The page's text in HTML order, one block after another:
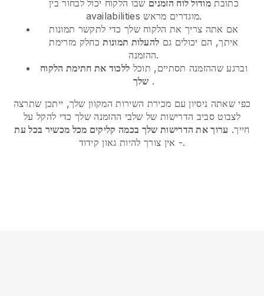
כתובת מודול לוח הזמנים שבו הלקוח יכול לבחור בין
availabilities מוגדרים מראש.
אם אתה צריך את הלקוח שלך כדי לתקשר תמונות
איתך, הם יכולים גם להעלות תמונותכחלק מזרימת
ההזמנה.
וברגע שההזמנה תסתיים, תוכל ללכוד את חתימת הלקוח
שלך .
כפי שאתה ניסיון עם מכירת השירות המקוון שלך, ייתכן שתרצה
לצבוט סביב הדרישות של שלבי ההזמנה שלך כדי להקל על
חייך. ערוך את הדרישות שלך בכמה קליקים מכל מכשיר בכל עת
- אין צורך להיות גאון קידוד.